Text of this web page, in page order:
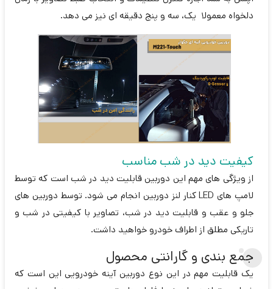
دلخواه معمولا یک، سه و پنج دقیقه ای نیز می دهد.
کیفیت دید در شب مناسب
از ویژگی های مهم این دوربین قابلیت دید در شب است که توسط
لامپ های LED کنار لنز دوربین انجام می شود. توسط دوربین های
جلو و عقب و قابلیت دید در شب، تصاویر با کیفیتی در شب و
تاریکی مطلق از اطراف خودرو خواهید داشت.
جمع بندی و گارانتی محصول
یک قابلیت مهم در این نوع دوربین آینه خودرویی این است که